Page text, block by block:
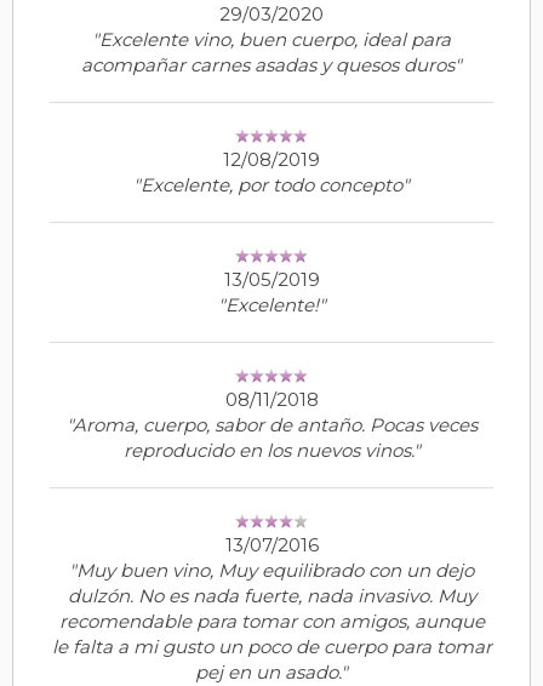
29/03/2020
"Excelente vino, buen cuerpo, ideal para
acompañar carnes asadas y quesos duros"
12/08/2019
"Excelente, por todo concepto"
13/05/2019
"Excelente!"
08/11/2018
"Aroma, cuerpo, sabor de antaño. Pocas veces
reproducido en los nuevos vinos."
13/07/2016
"Muy buen vino, Muy equilibrado con un dejo
dulzón. No es nada fuerte, nada invasivo. Muy
recomendable para tomar con amigos, aunque
le falta a mi gusto un poco de cuerpo para tomar
pej en un asado."